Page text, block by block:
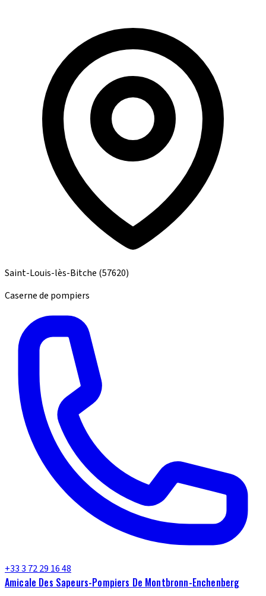
Saint-Louis-lès-Bitche (57620)
Caserne de pompiers
+33 3 72 29 16 48
Amicale Des Sapeurs-Pompiers De Montbronn-Enchenberg